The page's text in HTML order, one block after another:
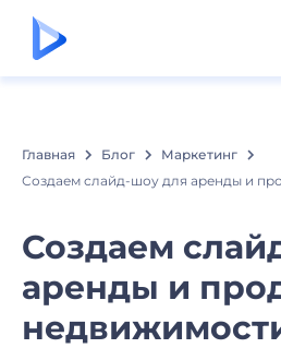
Главная Блог
Маркетинг
Создаем слайд-шоу для аренды и
Создаем
аренды и